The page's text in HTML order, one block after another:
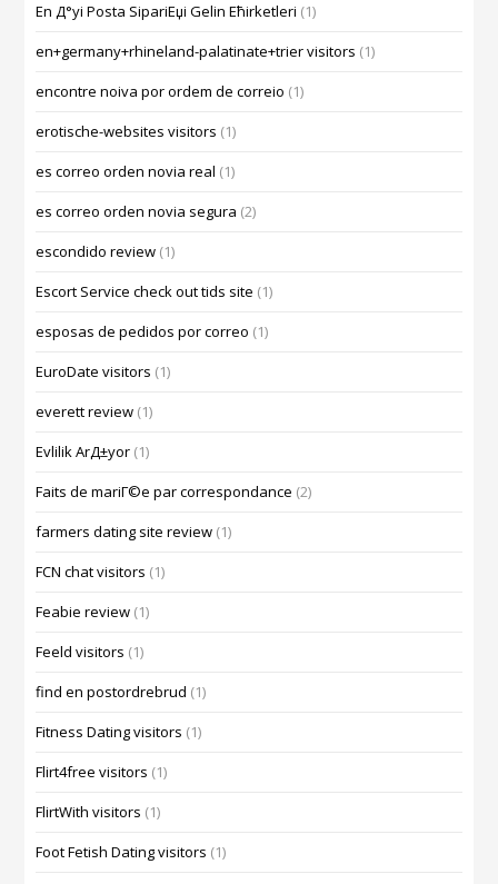
En Д°yi Posta SipariЕџi Gelin Ећirketleri (1)
en+germany+rhineland-palatinate+trier visitors (1)
encontre noiva por ordem de correio (1)
erotische-websites visitors (1)
es correo orden novia real (1)
es correo orden novia segura (2)
escondido review (1)
Escort Service check out tids site (1)
esposas de pedidos por correo (1)
EuroDate visitors (1)
everett review (1)
Evlilik ArД±yor (1)
Faits de mariГ©e par correspondance (2)
farmers dating site review (1)
FCN chat visitors (1)
Feabie review (1)
Feeld visitors (1)
find en postordrebrud (1)
Fitness Dating visitors (1)
Flirt4free visitors (1)
FlirtWith visitors (1)
Foot Fetish Dating visitors (1)